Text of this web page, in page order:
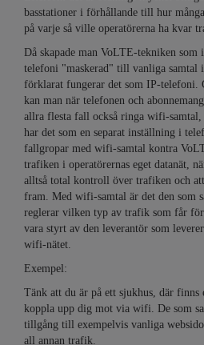
basstationer i förhållande till hur
på varje så ville operatörerna ha kvar
Då skapade man VoLTE-tekniken
telefoni "maskerad" till vanliga samtal
förklarat fungerar det som IP-telefoni.
kan man när telefonen och
allra flesta fall också ringa wifi-samtal,
har det som en separat inställning i
fallgropar med wifi-samtal kontra
trafiken i operatörernas eget datanät,
alltså total kontroll över trafiken och
fram. Med wifi-samtal är det den som
reglerar vilken typ av trafik som får
vara styrt av den leverantör som
wifi-nätet.
Exempel:
Tänk att du är på ett sjukhus, där finns
koppla upp dig mot via wifi. De som
tillgång till exempelvis vanliga
all annan trafik.